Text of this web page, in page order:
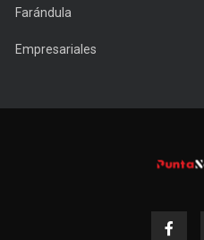
Farándula
Empresariales